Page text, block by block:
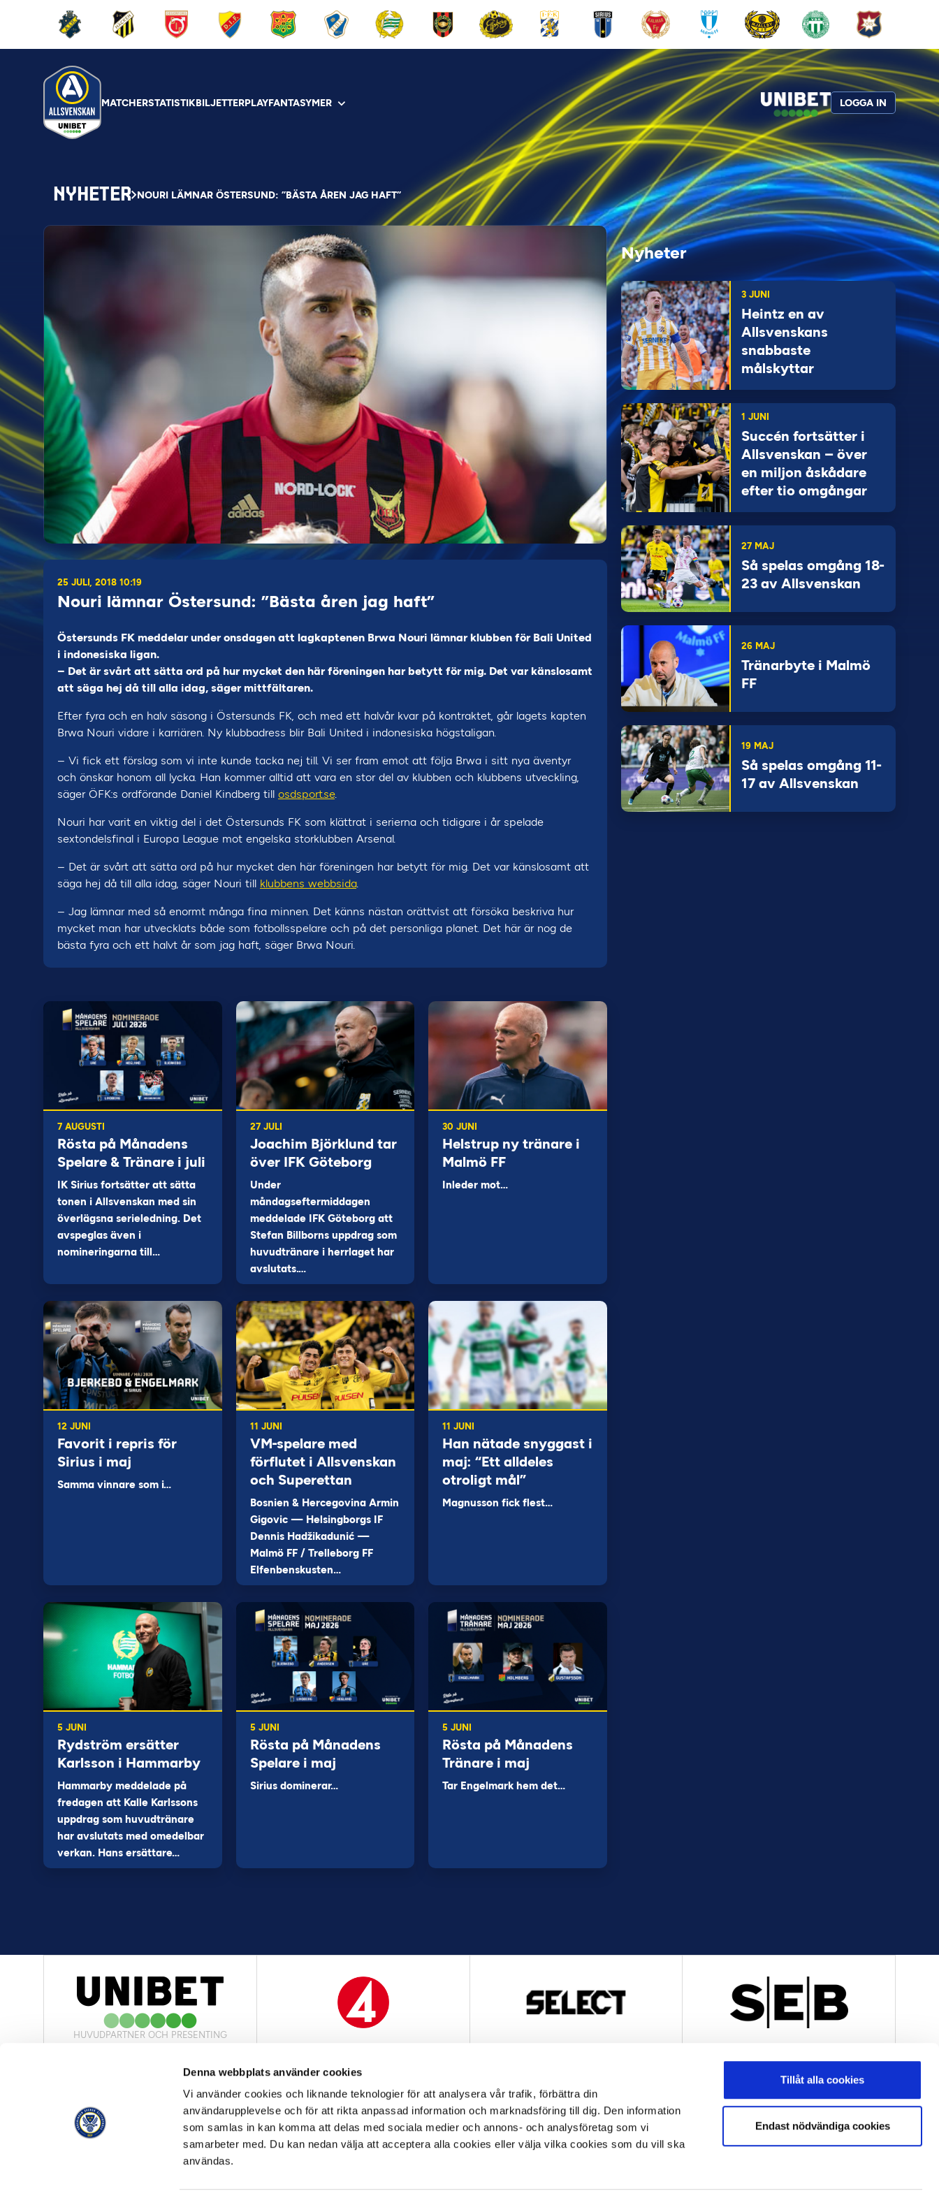
Denna webbplats använder cookies
Vi använder cookies och liknande teknologier för att analysera vår trafik, förbättra din
användarupplevelse och för att rikta anpassad information och marknadsföring till dig. Den information
som samlas in kan komma att delas med sociala medier och annons- och analysföretag som vi
samarbeter med. Du kan nedan välja att acceptera alla cookies eller välja vilka cookies som du vill ska
användas.
Tillåt alla cookies
Endast nödvändiga cookies
MATCHERSTATISTIKBILJETTERPLAYFANTASYMER LOGGA IN
NYHETER NOURI LÄMNAR ÖSTERSUND: ”BÄSTA ÅREN JAG HAFT”
25 JULI, 2018 10:19
Nouri lämnar Östersund: ”Bästa åren jag haft”
Östersunds FK meddelar under onsdagen att lagkaptenen Brwa Nouri lämnar klubben för Bali United
i indonesiska ligan.
– Det är svårt att sätta ord på hur mycket den här föreningen har betytt för mig. Det var känslosamt
att säga hej då till alla idag, säger mittfältaren.
Efter fyra och en halv säsong i Östersunds FK, och med ett halvår kvar på kontraktet, går lagets kapten
Brwa Nouri vidare i karriären. Ny klubbadress blir Bali United i indonesiska högstaligan.
– Vi fick ett förslag som vi inte kunde tacka nej till. Vi ser fram emot att följa Brwa i sitt nya äventyr
och önskar honom all lycka. Han kommer alltid att vara en stor del av klubben och klubbens utveckling,
säger ÖFK:s ordförande Daniel Kindberg till osdsport.se.
Nouri har varit en viktig del i det Östersunds FK som klättrat i serierna och tidigare i år spelade
sextondelsfinal i Europa League mot engelska storklubben Arsenal.
– Det är svårt att sätta ord på hur mycket den här föreningen har betytt för mig. Det var känslosamt att
säga hej då till alla idag, säger Nouri till klubbens webbsida.
– Jag lämnar med så enormt många fina minnen. Det känns nästan orättvist att försöka beskriva hur
mycket man har utvecklats både som fotbollsspelare och på det personliga planet. Det här är nog de
bästa fyra och ett halvt år som jag haft, säger Brwa Nouri.
7 AUGUSTI
Rösta på Månadens
Spelare & Tränare i juli
IK Sirius fortsätter att sätta
tonen i Allsvenskan med sin
överlägsna serieledning. Det
avspeglas även i
nomineringarna till…
27 JULI
Joachim Björklund tar
över IFK Göteborg
Under
måndagseftermiddagen
meddelade IFK Göteborg att
Stefan Billborns uppdrag som
huvudtränare i herrlaget har
avslutats.…
30 JUNI
Helstrup ny tränare i
Malmö FF
Inleder mot…
12 JUNI
Favorit i repris för
Sirius i maj
Samma vinnare som i…
11 JUNI
VM-spelare med
förflutet i Allsvenskan
och Superettan
Bosnien & Hercegovina Armin
Gigovic — Helsingborgs IF
Dennis Hadžikadunić —
Malmö FF / Trelleborg FF
Elfenbenskusten…
11 JUNI
Han nätade snyggast i
maj: “Ett alldeles
otroligt mål”
Magnusson fick flest…
5 JUNI
Rydström ersätter
Karlsson i Hammarby
Hammarby meddelade på
fredagen att Kalle Karlssons
uppdrag som huvudtränare
har avslutats med omedelbar
verkan. Hans ersättare…
5 JUNI
Rösta på Månadens
Spelare i maj
Sirius dominerar…
5 JUNI
Rösta på Månadens
Tränare i maj
Tar Engelmark hem det…
Nyheter
3 JUNI
Heintz en av
Allsvenskans
snabbaste
målskyttar
1 JUNI
Succén fortsätter i
Allsvenskan – över
en miljon åskådare
efter tio omgångar
27 MAJ
Så spelas omgång 18-
23 av Allsvenskan
26 MAJ
Tränarbyte i Malmö
FF
19 MAJ
Så spelas omgång 11-
17 av Allsvenskan
HUVUDPARTNER OCH PRESENTING
OFFICIELL LEVERANTÖR